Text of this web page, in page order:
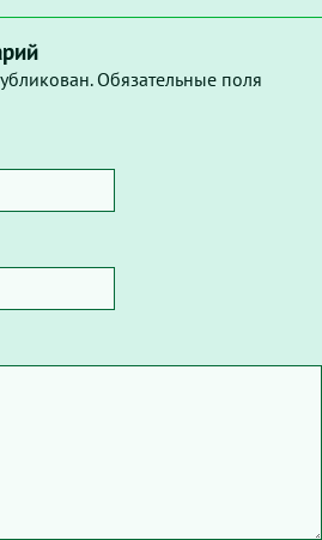
Обязательные поля